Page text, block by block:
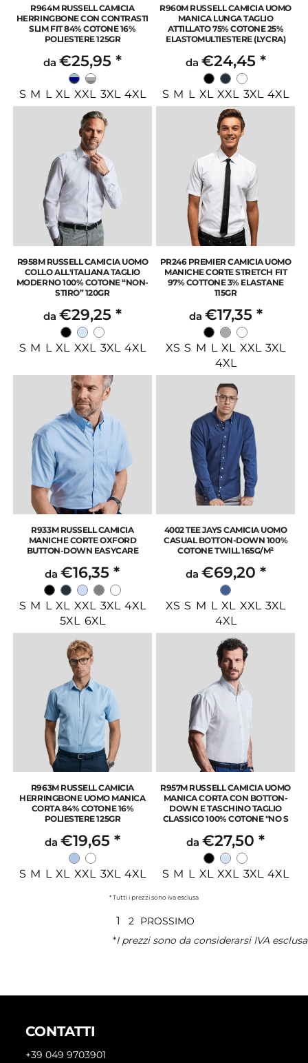
R964M RUSSELL CAMICIA
HERRINGBONE CON CONTRASTI
SLIM FIT 84% COTONE 16%
POLIESTERE 125GR
da €25,95 *
S M L XL XXL 3XL 4XL
R960M RUSSELL CAMICIA UOMO
MANICA LUNGA TAGLIO
ATTILLATO 75% COTONE 25%
ELASTOMULTIESTERE (LYCRA)
da €24,45 *
S M L XL XXL 3XL 4XL
R958M RUSSELL CAMICIA UOMO
COLLO ALL'ITALIANA TAGLIO
MODERNO 100% COTONE “NON-
STIRO” 120GR
da €29,25 *
S M L XL XXL 3XL 4XL
PR246 PREMIER CAMICIA UOMO
MANICHE CORTE STRETCH FIT
97% COTTONE 3% ELASTANE
115GR
da €17,35 *
XS S M L XL XXL 3XL
4XL
R933M RUSSELL CAMICIA
MANICHE CORTE OXFORD
BUTTON-DOWN EASYCARE
da€16,35*
S M L XL XXL 3XL 4XL
5XL 6XL
4002 TEE JAYS CAMICIA UOMO
CASUAL BOTTON-DOWN 100%
COTONE TWILL 165G/M²
da €69,20 *
XS S M L XL XXL 3XL
4XL
R963M RUSSELL CAMICIA
HERRINGBONE UOMO MANICA
CORTA 84% COTONE 16%
POLIESTERE 125GR
da €19,65 *
S M L XL XXL 3XL 4XL
R957M RUSSELL CAMICIA UOMO
MANICA CORTA CON BOTTON-
DOWN E TASCHINO TAGLIO
CLASSICO 100% COTONE "NO S
da€27,50*
S M L XL XXL 3XL 4XL
* Tutti i prezzi sono iva esclusa
1 2 PROSSIMO
*I prezzi sono da considerarsi IVA esclusa
CONTATTI
+39 049 9703901